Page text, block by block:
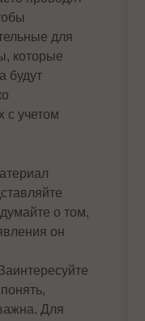
для
которые
будут
с учетом
о том,
он
Для